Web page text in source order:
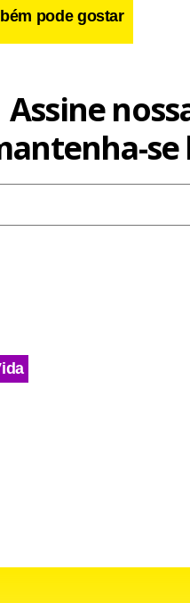
pode gostar
Assine